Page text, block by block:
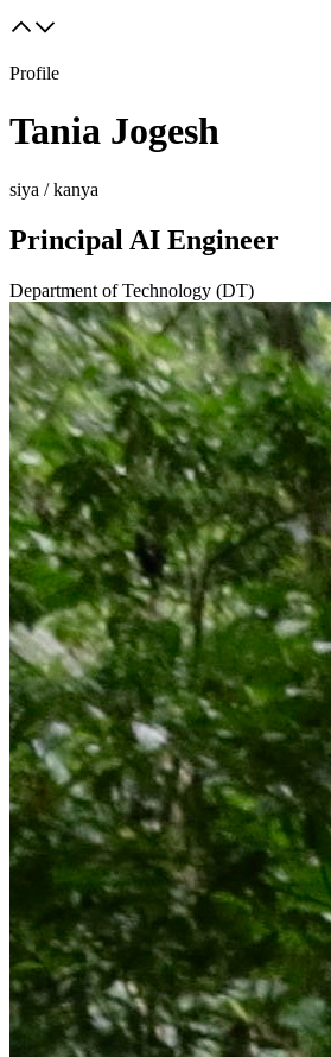
Profile
Tania Jogesh
siya / kanya
Principal AI Engineer
Department of Technology (DT)